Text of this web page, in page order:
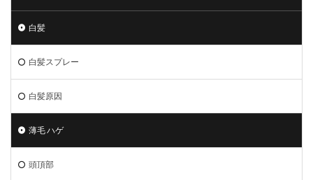
白髪
白髪スプレー
白髪原因
薄毛 ハゲ
頭頂部